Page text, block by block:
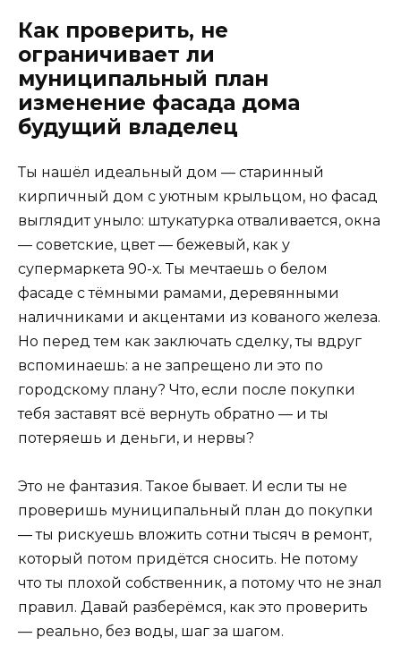
Как проверить, не
ограничивает ли
муниципальный план
изменение фасада дома
будущий владелец
Ты нашёл идеальный дом — старинный
кирпичный дом с уютным крыльцом, но фасад
выглядит уныло: штукатурка отваливается, окна
— советские, цвет — бежевый, как у
супермаркета 90-х. Ты мечтаешь о белом
фасаде с тёмными рамами, деревянными
наличниками и акцентами из кованого железа.
Но перед тем как заключать сделку, ты вдруг
вспоминаешь: а не запрещено ли это по
городскому плану? Что, если после покупки
тебя заставят всё вернуть обратно — и ты
потеряешь и деньги, и нервы?
Это не фантазия. Такое бывает. И если ты не
проверишь муниципальный план до покупки
— ты рискуешь вложить сотни тысяч в ремонт,
который потом придётся сносить. Не потому
что ты плохой собственник, а потому что не знал
правил. Давай разберёмся, как это проверить
— реально, без воды, шаг за шагом.